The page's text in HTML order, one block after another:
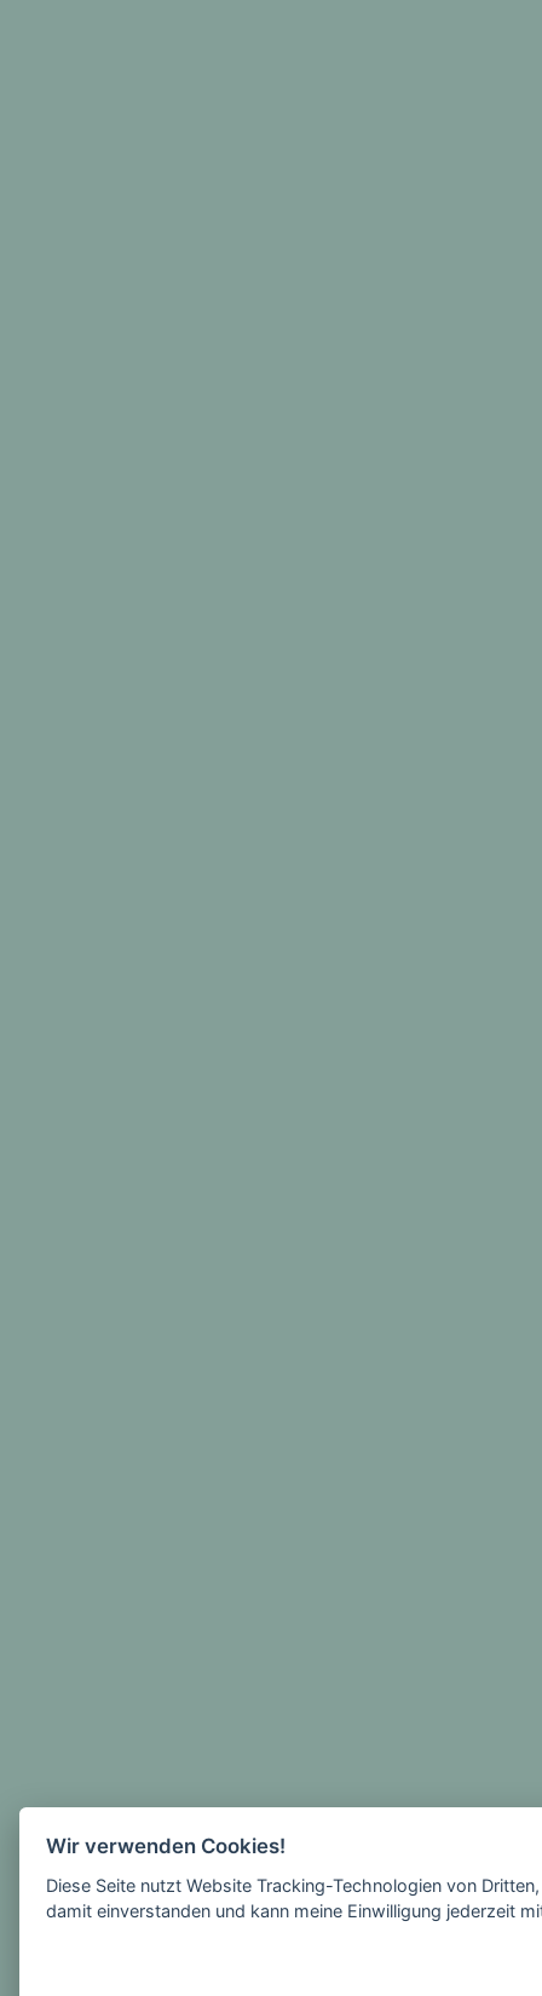
Wir verwenden Cookies!
Diese Seite nutzt Website Tracking-Technologien von
damit einverstanden und kann meine Einwilligung jederzeit